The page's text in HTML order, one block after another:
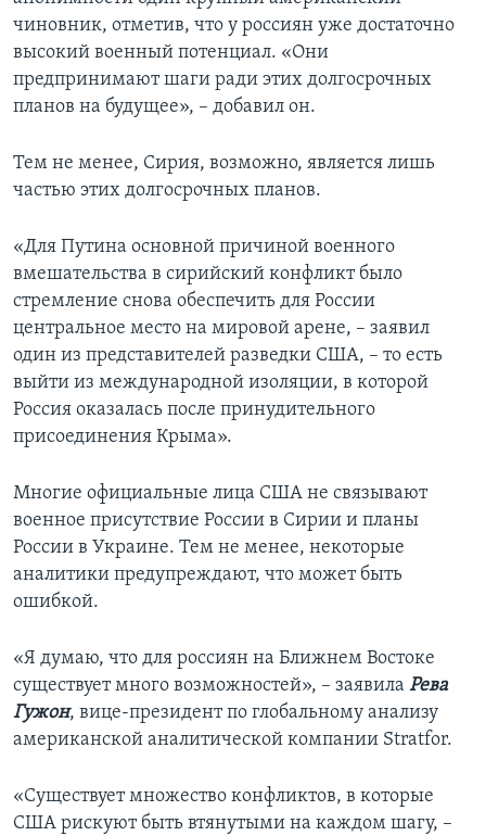
чиновник, отметив, что у россиян уже достаточно
высокий военный потенциал. «Они
предпринимают шаги ради этих долгосрочных
планов на будущее», – добавил он.
Тем не менее, Сирия, возможно, является лишь
частью этих долгосрочных планов.
«Для Путина oсновной причиной военного
вмешательства в сирийский конфликт было
стремление снова обеспечить для России
центральное место на мировой арене, – заявил
один из представителей разведки США, – то есть
выйти из международной изоляции, в которой
Россия оказалась после принудительного
присоединения Крыма».
Многие официальные лица США не связывают
военное присутствие России в Сирии и планы
России в Украине. Тем не менее, некоторые
аналитики предупреждают, что может быть
ошибкой.
«Я думаю, что для россиян на Ближнем Востоке
существует много возможностей», – заявилa Рева
Гужон, вице-президент по глобальному анализу
американской аналитической компании Stratfor.
«Существует множество конфликтов, в которые
США рискуют быть втянутыми на каждом шагу, –